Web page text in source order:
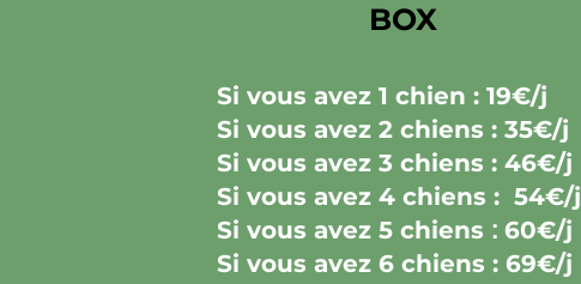
BOX
Si vous avez 1 chien : 19€/j
Si vous avez 2 chiens : 35€/j
Si vous avez 3 chiens : 46€/j
Si vous avez 4 chiens : 54€/j
Si vous avez 5 chiens : 60€/j
Si vous avez 6 chiens : 69€/j